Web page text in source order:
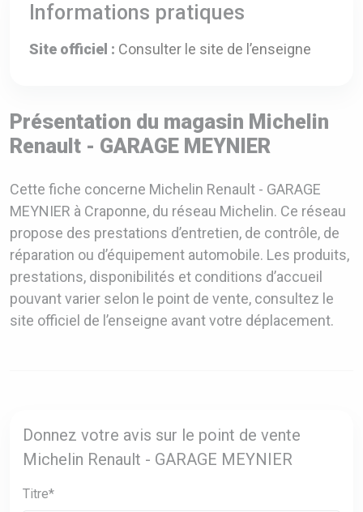
Informations pratiques
Site officiel : Consulter le site de l’enseigne
Présentation du magasin Michelin
Renault - GARAGE MEYNIER
Cette fiche concerne Michelin Renault - GARAGE
MEYNIER à Craponne, du réseau Michelin. Ce réseau
propose des prestations d’entretien, de contrôle, de
réparation ou d’équipement automobile. Les produits,
prestations, disponibilités et conditions d’accueil
pouvant varier selon le point de vente, consultez le
site officiel de l’enseigne avant votre déplacement.
Donnez votre avis sur le point de vente
Michelin Renault - GARAGE MEYNIER
Titre*